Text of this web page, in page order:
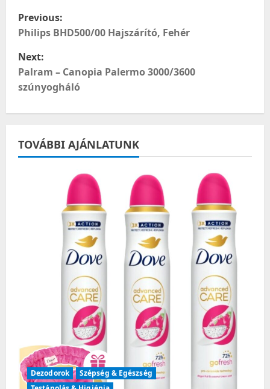
P
o
s
t
n
a
v
n
Previous:
Philips BHD500/00 Hajszárító, Fehér
Next:
Palram – Canopia Palermo 3000/3600
szúnyogháló
TOVÁBBI AJÁNLATUNK
Dezodorok
Szépség & Egészség